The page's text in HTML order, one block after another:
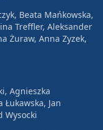
Beata Mańkowska,
Treffler, Aleksander
Żuraw, Anna Zyzek,
Agnieszka
Łukawska, Jan
Wysocki